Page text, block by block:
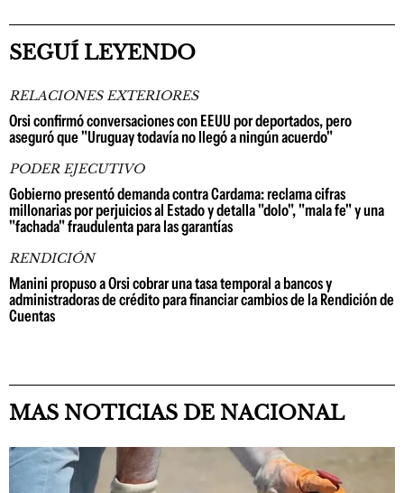
SEGUÍ LEYENDO
RELACIONES EXTERIORES
Orsi confirmó conversaciones con EEUU por deportados, pero
aseguró que "Uruguay todavía no llegó a ningún acuerdo"
PODER EJECUTIVO
Gobierno presentó demanda contra Cardama: reclama cifras
millonarias por perjuicios al Estado y detalla "dolo", "mala fe" y una
"fachada" fraudulenta para las garantías
RENDICIÓN
Manini propuso a Orsi cobrar una tasa temporal a bancos y
administradoras de crédito para financiar cambios de la Rendición de
Cuentas
MAS NOTICIAS DE NACIONAL